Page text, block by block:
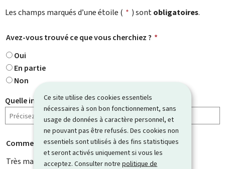
Ce site utilise des cookies essentiels
nécessaires à son bon fonctionnement, sans
usage de données à caractère personnel, et
ne pouvant pas être refusés. Des cookies non
essentiels sont utilisés à des fins statistiques
et seront activés uniquement si vous les
acceptez. Consulter notrepolitique de
Les champs marqués d’une étoile ( * ) sontobligatoires.
Avez-vous trouvé ce que vous cherchiez ? *
Oui
En partie
Non
Quelle information cherchiez-vous ?
Comment évaluez-vous cette page ? *
Très mauvaise